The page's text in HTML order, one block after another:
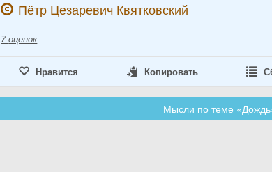
Пётр Цезаревич Квятковский
7 оценок
Нравится Копировать
Мысли по теме